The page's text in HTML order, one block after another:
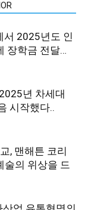
서 2025년도 인
장학금 전달…
년 차세대
시작했다..
, 맨해튼 코리
술의 위상을 드